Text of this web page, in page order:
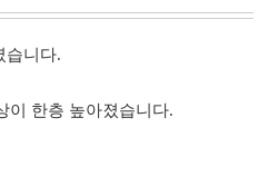
습니다.
이 한층 높아졌습니다.